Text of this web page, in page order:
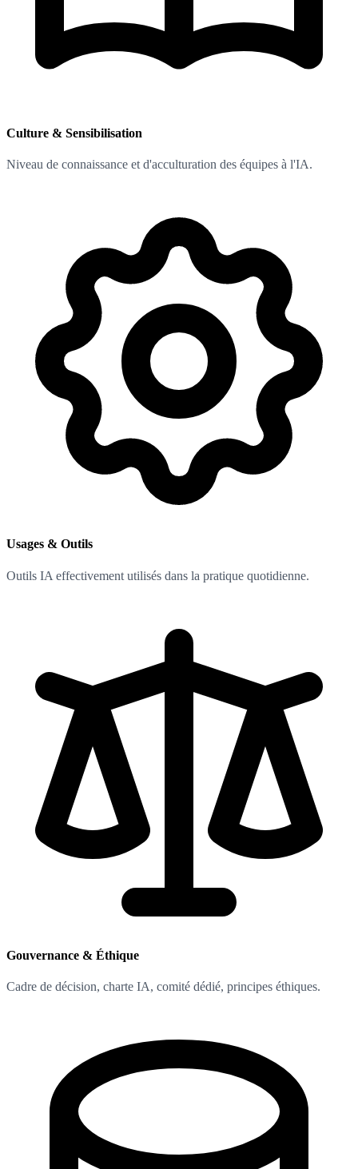
Culture & Sensibilisation
Niveau de connaissance et d'acculturation des équipes à l'IA.
Usages & Outils
Outils IA effectivement utilisés dans la pratique quotidienne.
Gouvernance & Éthique
Cadre de décision, charte IA, comité dédié, principes éthiques.